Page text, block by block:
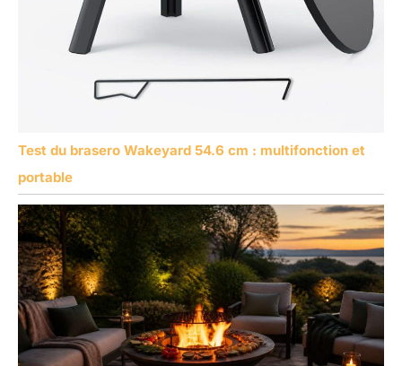
Test du brasero Wakeyard 54.6 cm : multifonction et
portable